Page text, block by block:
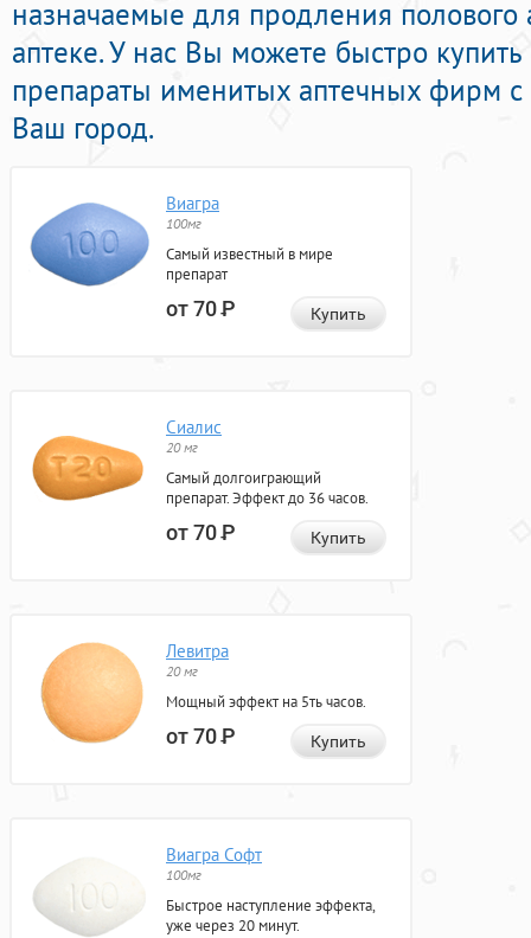
назначаемые для продления полового
аптеке. У нас Вы можете быстро
препараты именитых аптечных фирм с
Ваш город.
Виагра
100мг
Самый известный в мире
препарат
от 70Р Купить
Сиалис
20 мг
Самый долгоиграющий
препарат. Эффект до 36 часов.
от 70Р Купить
Левитра
20 мг
Мощный эффект на 5ть часов.
от 70Р Купить
Виагра Софт
100мг
Быстрое наступление эффекта,
уже через 20 минут.